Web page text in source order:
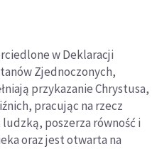
w Deklaracji
Zjednoczonych,
przykazanie Chrystusa,
pracując na rzecz
poszerza równość i
oraz jest otwarta na